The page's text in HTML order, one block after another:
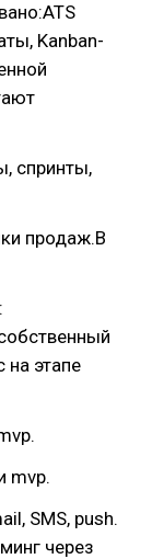
Kanban-
спринты,
продаж.В
этапе
mvp.
SMS, push.
через